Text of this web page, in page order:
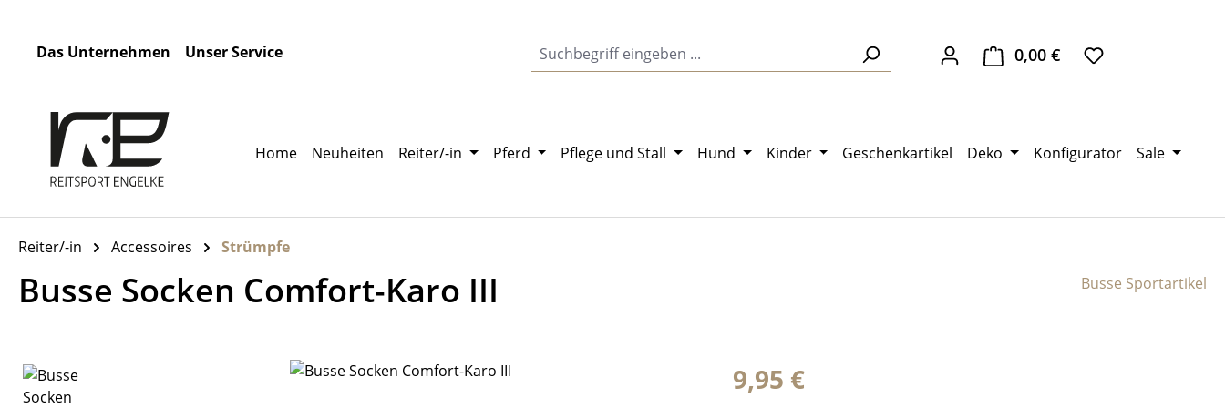
Das Unternehmen
Unser Service 0,00 €Warenkorb enthält 0
Home Neuheiten Reiter/-in Pferd Pflege und Stall Hund Kinder Geschenkartikel Deko Konfigurator Sale
Reiter/-in Accessoires Strümpfe
Busse Socken Comfort-Karo III Busse Sportartikel
Bildergalerie überspringen Regulärer Preis:
9,95 €